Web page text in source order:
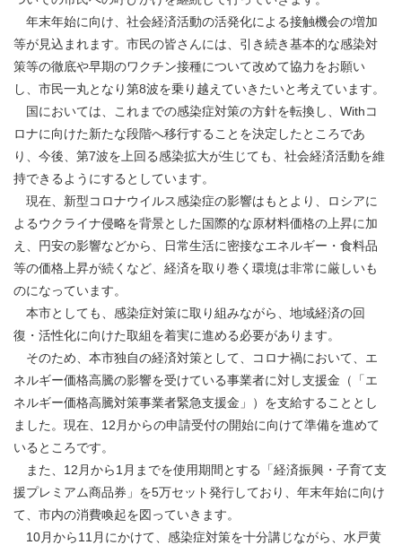
年末年始に向け、社会経済活動の活発化による接触機会の増加
等が見込まれます。市民の皆さんには、引き続き基本的な感染対
策等の徹底や早期のワクチン接種について改めて協力をお願い
し、市民一丸となり第8波を乗り越えていきたいと考えています。
国においては、これまでの感染症対策の方針を転換し、Withコ
ロナに向けた新たな段階へ移行することを決定したところであ
り、今後、第7波を上回る感染拡大が生じても、社会経済活動を維
持できるようにするとしています。
現在、新型コロナウイルス感染症の影響はもとより、ロシアに
よるウクライナ侵略を背景とした国際的な原材料価格の上昇に加
え、円安の影響などから、日常生活に密接なエネルギー・食料品
等の価格上昇が続くなど、経済を取り巻く環境は非常に厳しいも
のになっています。
本市としても、感染症対策に取り組みながら、地域経済の回
復・活性化に向けた取組を着実に進める必要があります。
そのため、本市独自の経済対策として、コロナ禍において、エ
ネルギー価格高騰の影響を受けている事業者に対し支援金（「エ
ネルギー価格高騰対策事業者緊急支援金」）を支給することとし
ました。現在、12月からの申請受付の開始に向けて準備を進めて
いるところです。
また、12月から1月までを使用期間とする「経済振興・子育て支
援プレミアム商品券」を5万セット発行しており、年末年始に向け
て、市内の消費喚起を図っていきます。
10月から11月にかけて、感染症対策を十分講じながら、水戸黄